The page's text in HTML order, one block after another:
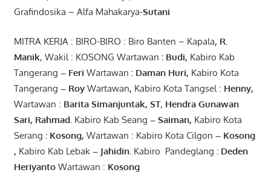
Grafindosika – Alfa Mahakarya-Sutani
MITRA KERJA : BIRO-BIRO : Biro Banten – Kapala, R.
Manik, Wakil : KOSONG Wartawan : Budi, Kabiro Kab
Tangerang – Feri Wartawan : Daman Huri, Kabiro Kota
Tangerang – RoyWartawan, Kabiro Kota Tangsel : Henny,
Wartawan : Barita Simanjuntak, ST, Hendra Gunawan
Sari, Rahmad. Kabiro Kab Seang – Saiman, Kabiro Kota
Serang : Kosong, Wartawan : Kabiro Kota Cilgon – Kosong
, Kabiro Kab Lebak – Jahidin. Kabiro Pandeglang : Deden
Heriyanto Wartawan : Kosong